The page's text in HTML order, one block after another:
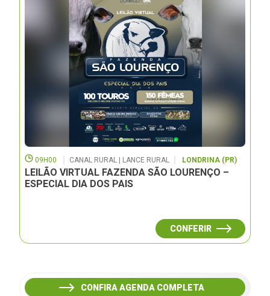
09H00 CANAL RURAL | LANCE RURAL LONDRINA (PR)
LEILÃO VIRTUAL FAZENDA SÃO LOURENÇO –
ESPECIAL DIA DOS PAIS
CONFERIR
CONFIRA AGENDA COMPLETA